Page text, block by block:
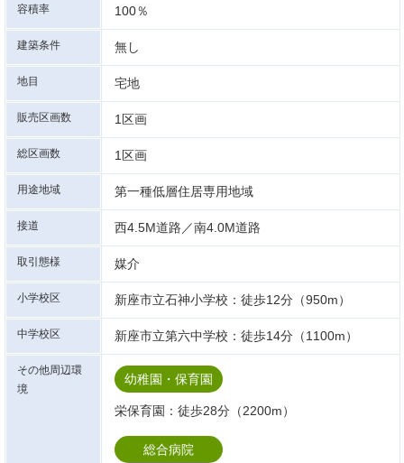
容積率 100％
建築条件 無し
地目 宅地
販売区画数 1区画
総区画数 1区画
用途地域 第一種低層住居専用地域
接道 西4.5M道路／南4.0M道路
取引態様 媒介
小学校区 新座市立石神小学校：徒歩12分（950m）
中学校区 新座市立第六中学校：徒歩14分（1100m）
その他周辺環
境
幼稚園・保育園
栄保育園：徒歩28分（2200m）
総合病院